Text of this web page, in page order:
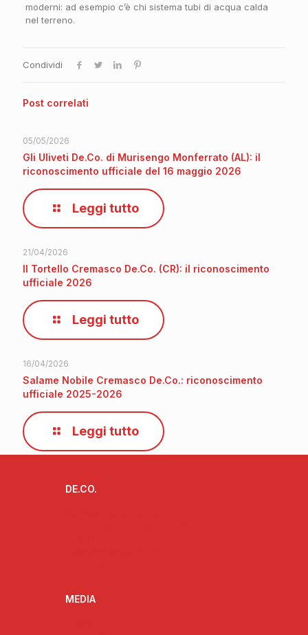
moderni: ad esempio c’è chi sistema tubi di acqua calda
nel terreno.
Condividi
Post correlati
05/05/2026
Gli Uliveti De.Co. di Murisengo Monferrato (AL): il
riconoscimento ufficiale del 16 maggio 2026
Leggi tutto
21/04/2026
Il Tortello Cremasco De.Co. (CR): il riconoscimento
ufficiale 2026
Leggi tutto
16/04/2026
Salame Nobile Cremasco De.Co.: riconoscimento
ufficiale 2025-2026
Leggi tutto
DE.CO.
MEDIA